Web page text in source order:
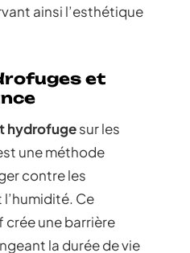
ainsi l’esthétique
et
hydrofugesur les
une méthode
contre les
Ce
une barrière
la durée de vie